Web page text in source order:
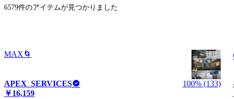
6579件のアイテムが見つかりました
MAX🌀
APEX_SERVICES
100% (133)
￥16,159